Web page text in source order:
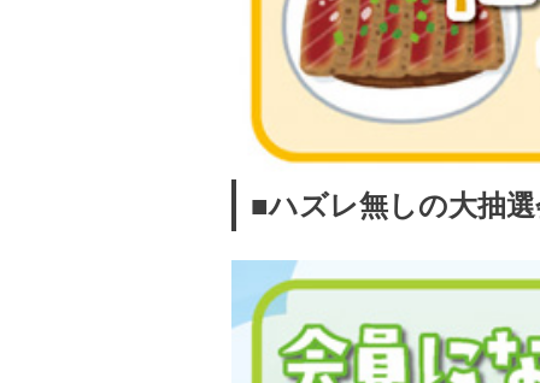
■ハズレ無しの大抽